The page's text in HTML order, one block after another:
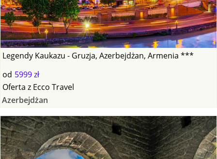
Legendy Kaukazu - Gruzja, Azerbejdżan, Armenia ***
od 5999 zł
Oferta z Ecco Travel
Azerbejdżan